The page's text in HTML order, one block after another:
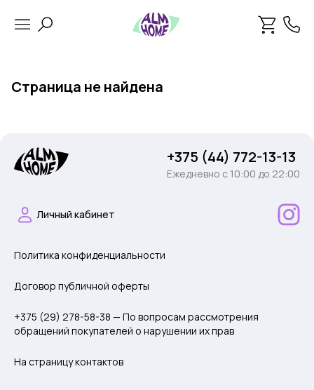
Страница не найдена
+375 (44) 772-13-13
Ежедневно c 10:00 до 22:00
Личный кабинет
Политика конфиденциальности
Договор публичной оферты
+375 (29) 278-58-38 — По вопросам рассмотрения
обращений покупателей о нарушении их прав
На страницу контактов